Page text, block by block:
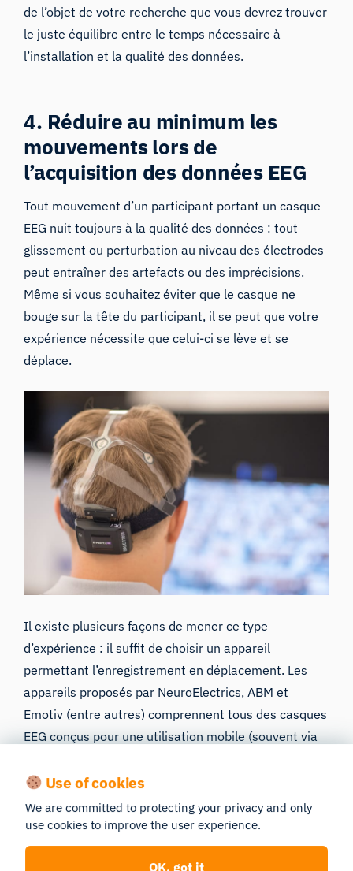
de l’objet de votre recherche que vous devrez trouver
le juste équilibre entre le temps nécessaire à
l’installation et la qualité des données.
4. Réduire au minimum les
mouvements lors de
l’acquisition des données EEG
Tout mouvement d’un participant portant un casque
EEG nuit toujours à la qualité des données : tout
glissement ou perturbation au niveau des électrodes
peut entraîner des artefacts ou des imprécisions.
Même si vous souhaitez éviter que le casque ne
bouge sur la tête du participant, il se peut que votre
expérience nécessite que celui-ci se lève et se
déplace.
Il existe plusieurs façons de mener ce type
d’expérience : il suffit de choisir un appareil
permettant l’enregistrement en déplacement. Les
appareils proposés par NeuroElectrics, ABM et
Emotiv (entre autres) comprennent tous des casques
EEG conçus pour une utilisation mobile (souvent via
Bien qu’un environnement stable et contrôlé soit
idéal pour obtenir une qualité optimale des données,
ces appareils tolèrent les mouvements généraux, ce
qui vous permet d’apporter davantage de validité
Use of cookies
We are committed to protecting your privacy and only
use cookies to improve the user experience.
OK, got it